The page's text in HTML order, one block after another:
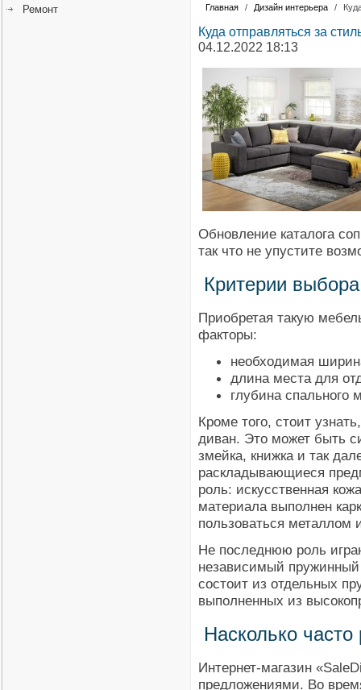
Главная / Дизайн интерьера /
Куда отправляться за
04.12.2022 18:13
Обновление каталога
так что не упустите
Критерии
Приобретая такую
факторы:
необходимая
длина места для
глубина спального
Кроме того, стоит
диван. Это может быть
змейка, книжка и так
раскладывающиеся
роль: искусственная
материала выполнен
пользоваться металлом
Не последнюю роль
независимый
состоит из отдельных
выполненных из
Насколько
Интернет-магазин
предложениями. Во
Ремонт